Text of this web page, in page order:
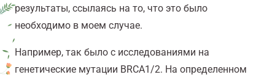
результаты, ссылаясь на то, что это было
необходимо в моем случае.
Например, так было с исследованиями на
генетические мутации BRCA1/2. На определенном